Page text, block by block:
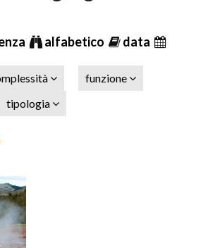
alfabetico data
funzione
tipologia